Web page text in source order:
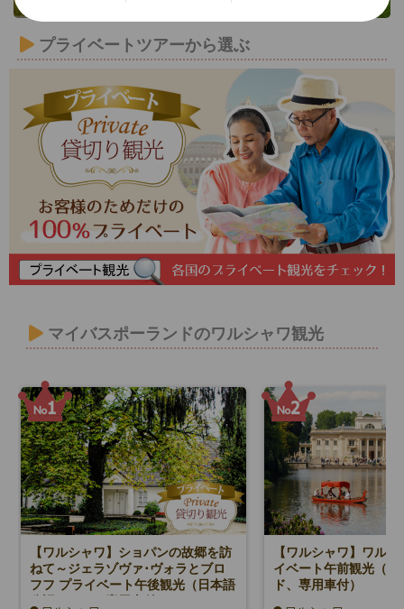
プライベートツアーから選ぶ
マイバスポーランドのワルシャワ観光
【ワルシャワ】ショパンの故郷を訪
ねて～ジェラゾヴァ･ヴォラとブロ
フフ プライベート午後観光（日本語
【ワルシャワ】ワル
イベート午前観光（日
ド、専用車付）